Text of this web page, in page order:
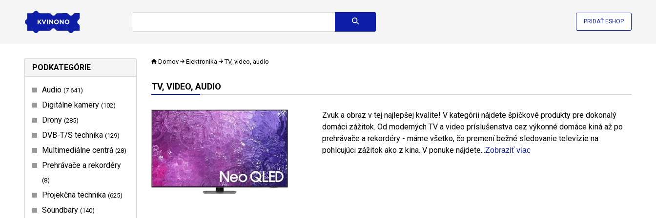
PRIDAŤ ESHOP
PODKATEGÓRIE
Audio 7 641
Digitálne kamery 102
Drony 285
DVB-T/S technika 129
Multimediálne centrá 28
Prehrávače a rekordéry
8
Projekčná technika 625
Soundbary 140
Domov Elektronika TV, video, audio
TV, VIDEO, AUDIO
Zvuk a obraz v tej najlepšej kvalite! V kategórii nájdete špičkové produkty pre dokonalý
domáci zážitok. Od moderných TV a video príslušenstva cez výkonné domáce kiná až po
prehrávače a rekordéry - máme všetko, čo premení bežné sledovanie televízie na
pohlcujúci zážitok ako z kina. V ponuke nájdete...Zobraziť viac